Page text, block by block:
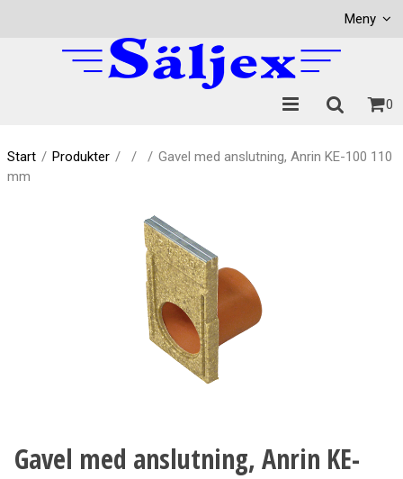
Meny
0
Start / Produkter / / / Gavel med anslutning, Anrin KE-100 110
mm
Gavel med anslutning, Anrin KE-